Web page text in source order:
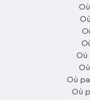
Où
Où
Où